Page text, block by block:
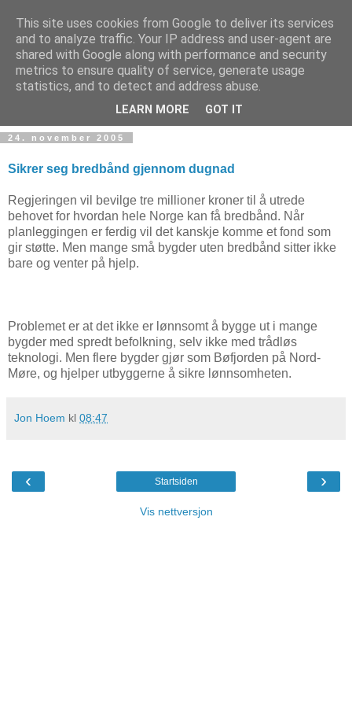
Teknologinyheter
24. november 2005
Sikrer seg bredbånd gjennom dugnad
Regjeringen vil bevilge tre millioner kroner til å utrede
behovet for hvordan hele Norge kan få bredbånd. Når
planleggingen er ferdig vil det kanskje komme et fond som
gir støtte. Men mange små bygder uten bredbånd sitter ikke
bare og venter på hjelp.
Problemet er at det ikke er lønnsomt å bygge ut i mange
bygder med spredt befolkning, selv ikke med trådløs
teknologi. Men flere bygder gjør som Bøfjorden på Nord-
Møre, og hjelper utbyggerne å sikre lønnsomheten.
Jon Hoem kl 08:47
‹ ›
Startsiden
Vis nettversjon
This site uses cookies from Google to deliver its services
and to analyze traffic. Your IP address and user-agent are
shared with Google along with performance and security
metrics to ensure quality of service, generate usage
statistics, and to detect and address abuse.
LEARN MORE GOT IT